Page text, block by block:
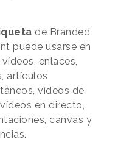
de Branded
puede usarse en
enlaces,
artículos
vídeos de
en directo,
canvas y